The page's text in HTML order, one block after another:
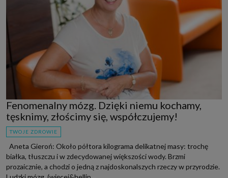
Fenomenalny mózg. Dzięki niemu kochamy,
tęsknimy, złościmy się, współczujemy!
TWOJE ZDROWIE
Aneta Gieroń: Około półtora kilograma delikatnej masy: trochę
białka, tłuszczu i w zdecydowanej większości wody. Brzmi
prozaicznie, a chodzi o jedną z najdoskonalszych rzeczy w przyrodzie.